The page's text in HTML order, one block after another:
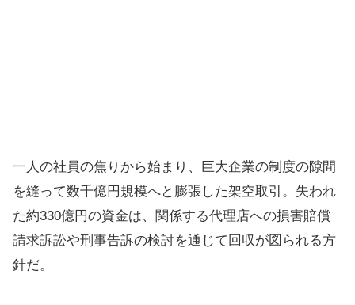
一人の社員の焦りから始まり、巨大企業の制度の隙間
を縫って数千億円規模へと膨張した架空取引。失われ
た約330億円の資金は、関係する代理店への損害賠償
請求訴訟や刑事告訴の検討を通じて回収が図られる方
針だ。